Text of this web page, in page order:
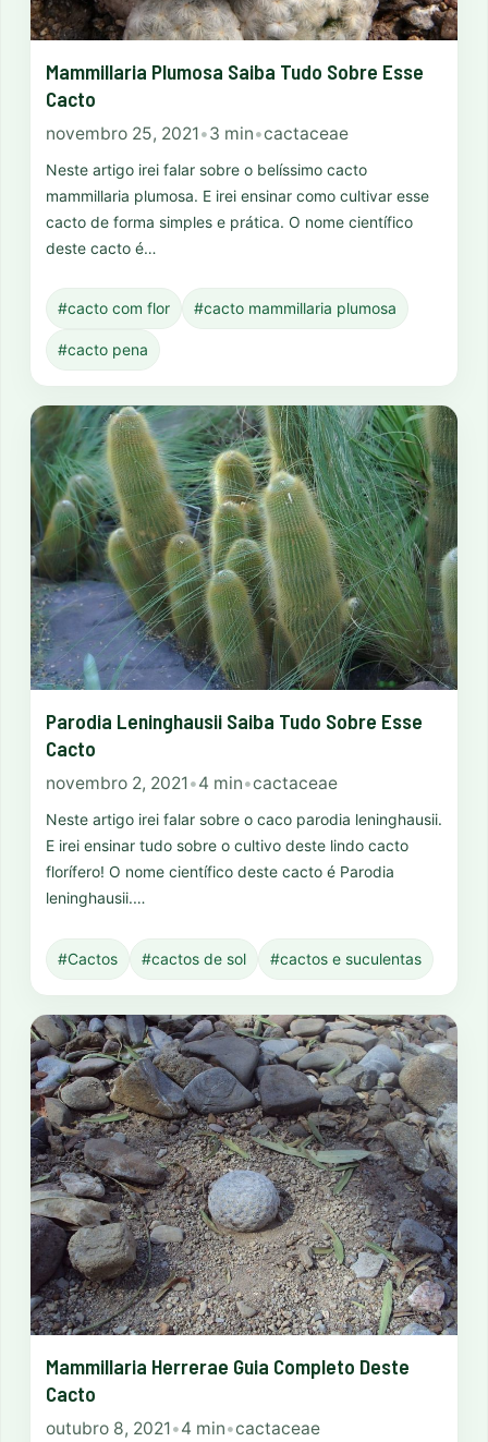
Mammillaria Plumosa Saiba Tudo Sobre Esse
Cacto
novembro 25, 2021•3 min•cactaceae
Neste artigo irei falar sobre o belíssimo cacto
mammillaria plumosa. E irei ensinar como cultivar esse
cacto de forma simples e prática. O nome científico
deste cacto é…
#cacto com flor #cacto mammillaria plumosa
#cacto pena
Parodia Leninghausii Saiba Tudo Sobre Esse
Cacto
novembro 2, 2021 •4 min•cactaceae
Neste artigo irei falar sobre o caco parodia leninghausii.
E irei ensinar tudo sobre o cultivo deste lindo cacto
florífero! O nome científico deste cacto é Parodia
leninghausii.…
#Cactos #cactos de sol #cactos e suculentas
Mammillaria Herrerae Guia Completo Deste
Cacto
outubro 8, 2021•4 min•cactaceae